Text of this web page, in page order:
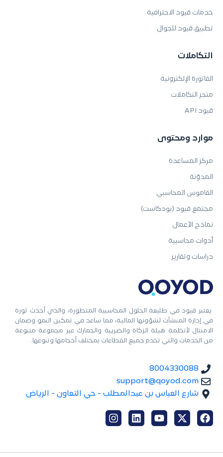
يعتبر قيود في طليعة الحلول المحاسبية المتطورة، والذي أحدث ثورة
في إدارة المنشآت لشؤونها المالية، مما ساعد في تمكين النمو وضمان
الامتثال لأنظمة هيئة الزكاة والضريبة والجمارك عبر مجموعة متنوعة
من الخدمات والتي تخدم جميع القطاعات بمختلف أحجامها وتنوعها.
8004330088
support@qoyod.com
شارع العباس بن عبدالمطلب - حي التعاون - الرياض
خدمات قيود الاحترافية
تطبيق قيود للجوال
التكاملات
الفاتورة الإلكترونية
متجر التكاملات
قيود API
موارد ومحتوى
مركز المساعدة
المدوّنة
القاموس المحاسبي
مجتمع قيود (بودكاست)
نماذج الأعمال
أدوات محاسبية
دراسات وتقارير